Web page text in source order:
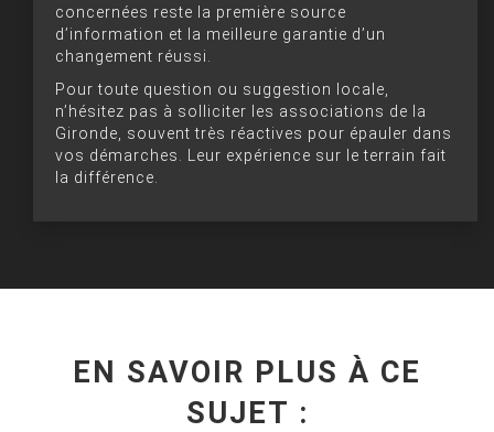
concernées reste la première source
d’information et la meilleure garantie d’un
changement réussi.
Pour toute question ou suggestion locale,
n’hésitez pas à solliciter les associations de la
Gironde, souvent très réactives pour épauler dans
vos démarches. Leur expérience sur le terrain fait
la différence.
EN SAVOIR PLUS À CE
SUJET :